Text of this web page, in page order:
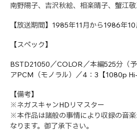
南野陽子、吉沢秋絵、相楽晴子、蟹江
【放送期間】1985年11月から1986年
【スペック】
BSTD21050／COLOR／本編525分（
アPCM（モノラル）／4：3【1080p
【備考】
※ネガスキャンHDリマスター
※本作品は諸般の事情により収録の音
なります。御了承下さい。